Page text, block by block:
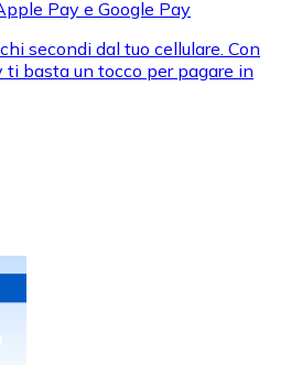
in contanti e altri mezzi di
Pay e Google Pay
secondi dal tuo cellulare. Con
ti basta un tocco per pagare in